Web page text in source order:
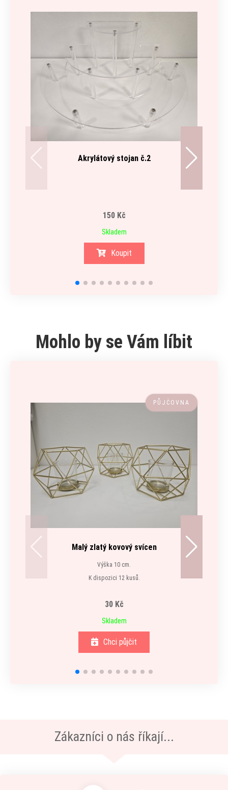
Akrylátový stojan č.2
150 Kč
Skladem
Koupit
Mohlo by se Vám líbit
PŮJČOVNA
Malý zlatý kovový svícen
Výška 10 cm.
K dispozici 12 kusů.
30 Kč
Skladem
Chci půjčit
Zákazníci o nás říkají...